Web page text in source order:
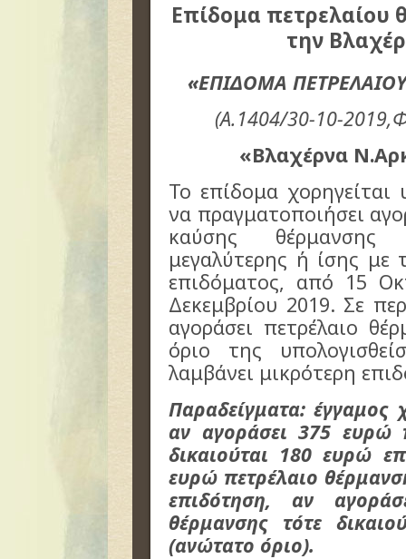
Επίδομα πετρελαίου
την
«ΕΠΙΔΟΜΑ
(Α.1404/30-10-2019,
«Βλαχέρνα
Το επίδομα
να πραγματοποιήσει
καύσης θέρμανσης
μεγαλύτερης ή ίσης με
επιδόματος, από 15
Δεκεμβρίου 2019. Σε
αγοράσει πετρέλαιο
όριο της
λαμβάνει μικρότερη
Παραδείγματα: έγγαμος
αν αγοράσει 375 ευρώ
δικαιούται 180 ευρώ
ευρώ πετρέλαιο
επιδότηση, αν
θέρμανσης τότε
(ανώτατο όριο).